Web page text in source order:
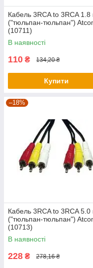
Кабель 3RCA to 3RCA 1.8
("тюльпан-тюльпан")
(10711)
В наявності
110 ₴ 134,20 ₴
Купити
–18%
Кабель 3RCA to 3RCA 5.0
("тюльпан-тюльпан")
(10713)
В наявності
228 ₴ 278,16 ₴